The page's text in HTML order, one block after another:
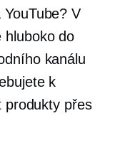
V
hluboko do
kanálu
k
produkty přes